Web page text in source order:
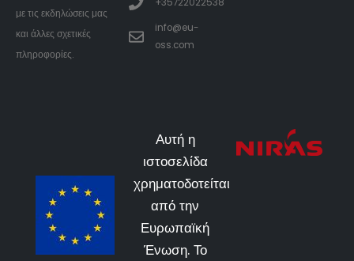
με τις εκδηλώσεις μας
και άλλες σχετικές
πληροφορίες.
+35722022538
info@eu-
oss.com
Αυτή η
ιστοσελίδα
χρηματοδοτείται
από την
Ευρωπαϊκή
Ένωση. Το